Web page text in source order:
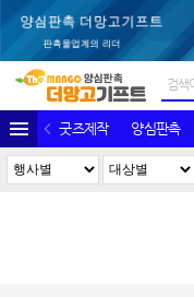
굿즈제작 양심판촉